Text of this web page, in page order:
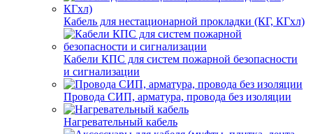
Кабель для нестационарной прокладки (КГ, КГхл)
Кабели КПС для систем пожарной безопасности
и сигнализации
Провода СИП, арматура, провода без изоляции
Нагревательный кабель